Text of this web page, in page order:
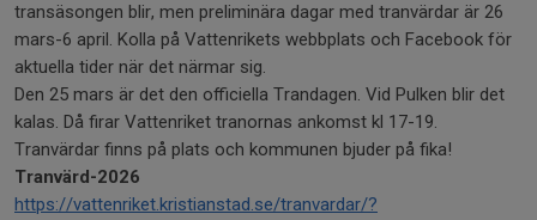
transäsongen blir, men preliminära dagar med tranvärdar är 26
mars-6 april. Kolla på Vattenrikets webbplats och Facebook för
aktuella tider när det närmar sig.
Den 25 mars är det den officiella Trandagen. Vid Pulken blir det
kalas. Då firar Vattenriket tranornas ankomst kl 17-19.
Tranvärdar finns på plats och kommunen bjuder på fika!
Tranvärd-2026
https://vattenriket.kristianstad.se/tranvardar/?